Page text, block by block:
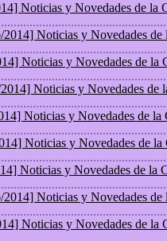
Noticias y Novedades de la
2014] Noticias y Novedades de
Noticias y Novedades de la
Noticias y Novedades de
Noticias y Novedades de la
Noticias y Novedades de la
Noticias y Novedades de la
2014] Noticias y Novedades de
Noticias y Novedades de la